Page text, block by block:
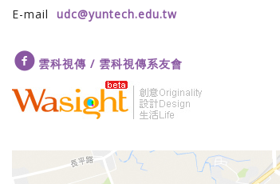
E-mail udc@yuntech.edu.tw
雲科視傳 / 雲科視傳系友會